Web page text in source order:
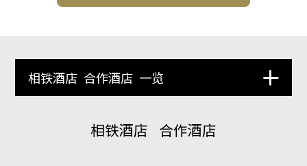
相铁酒店 合作酒店 一览
相铁酒店 合作酒店